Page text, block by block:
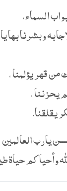
السماء،
وبشرنا بها
من قهر يؤلمنا ،
،
يقلقنا.
يارب العالمين
وأحياكم حياة